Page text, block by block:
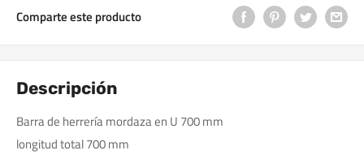
Comparte este producto
Descripción
Barra de herrería mordaza en U 700 mm
longitud total 700 mm